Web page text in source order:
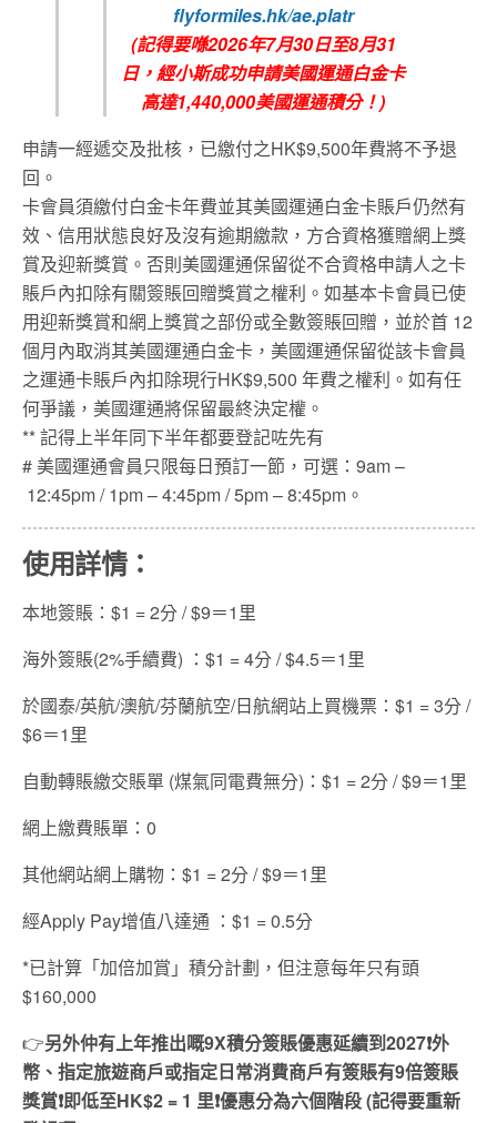
flyformiles.hk/ae.platr
(記得要喺2026年7月30日至8月31
日，經小斯成功申請美國運通白金卡
高達1,440,000美國運通積分！)
申請一經遞交及批核，已繳付之HK$9,500年費將不予退
回。
卡會員須繳付白金卡年費並其美國運通白金卡賬戶仍然有
效、信用狀態良好及沒有逾期繳款，方合資格獲贈網上獎
賞及迎新獎賞。否則美國運通保留從不合資格申請人之卡
賬戶內扣除有關簽賬回贈獎賞之權利。如基本卡會員已使
用迎新獎賞和網上獎賞之部份或全數簽賬回贈，並於首 12
個月內取消其美國運通白金卡，美國運通保留從該卡會員
之運通卡賬戶內扣除現行HK$9,500 年費之權利。如有任
何爭議，美國運通將保留最終決定權。
** 記得上半年同下半年都要登記咗先有
# 美國運通會員只限每日預訂一節，可選：9am –
12:45pm / 1pm – 4:45pm / 5pm – 8:45pm。
使用詳情：
本地簽賬：$1 = 2分 / $9＝1里
海外簽賬(2%手續費) ：$1 = 4分 / $4.5＝1里
於國泰/英航/澳航/芬蘭航空/日航網站上買機票：$1 = 3分 /
$6＝1里
自動轉賬繳交賬單 (煤氣同電費無分)：$1 = 2分 / $9＝1里
網上繳費賬單：0
其他網站網上購物：$1 = 2分 / $9＝1里
經Apply Pay增值八達通 ：$1 = 0.5分
*已計算「加倍加賞」積分計劃，但注意每年只有頭
$160,000
👉另外仲有上年推出嘅9X積分簽賬優惠延續到2027❗外
幣、指定旅遊商戶或指定日常消費商戶有簽賬有9倍簽賬
獎賞❗即低至HK$2 = 1 里❗優惠分為六個階段(記得要重新